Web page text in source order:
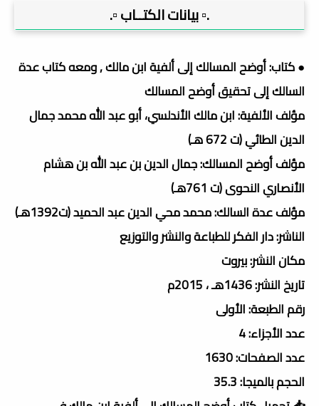
.▫️ بيانات الكتــاب ▫️.
● كتاب: أوضح المسالك إلى ألفية ابن مالك , ومعه كتاب عدة
السالك إلى تحقيق أوضح المسالك
مؤلف الألفية: ابن مالك الأندلسي، أبو عبد الله محمد جمال
الدين الطائي (ت 672 هـ)
مؤلف أوضح المسالك: جمال الدين بن عبد الله بن هشام
الأنصاري النحوى (ت 761هـ)
مؤلف عدة السالك: محمد محي الدين عبد الحميد (ت1392هـ)
الناشر: دار الفكر للطباعة والنشر والتوزيع
مكان النشر: بيروت
تاريخ النشر: 1436هـ ، 2015م
رقم الطبعة: الأولى
عدد الأجزاء: 4
عدد الصفحات: 1630
الحجم بالميجا: 35.3